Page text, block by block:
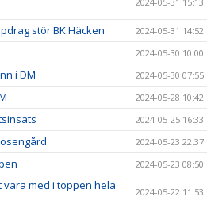
stör BK Häcken 2024-05-31 14:52
2024-05-30 10:00
i DM 2024-05-30 07:55
2024-05-28 10:42
2024-05-25 16:33
2024-05-23 22:37
2024-05-23 08:50
vara med i toppen hela
2024-05-22 11:53